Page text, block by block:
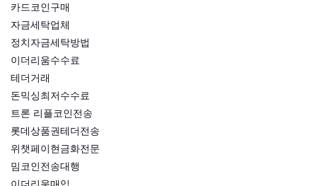
카드코인구매
자금세탁업체
정치자금세탁방법
이더리움수수료
테더거래
돈믹싱최저수수료
트론 리플코인전송
롯데상품권테더전송
위챗페이현금화전문
밈코인전송대행